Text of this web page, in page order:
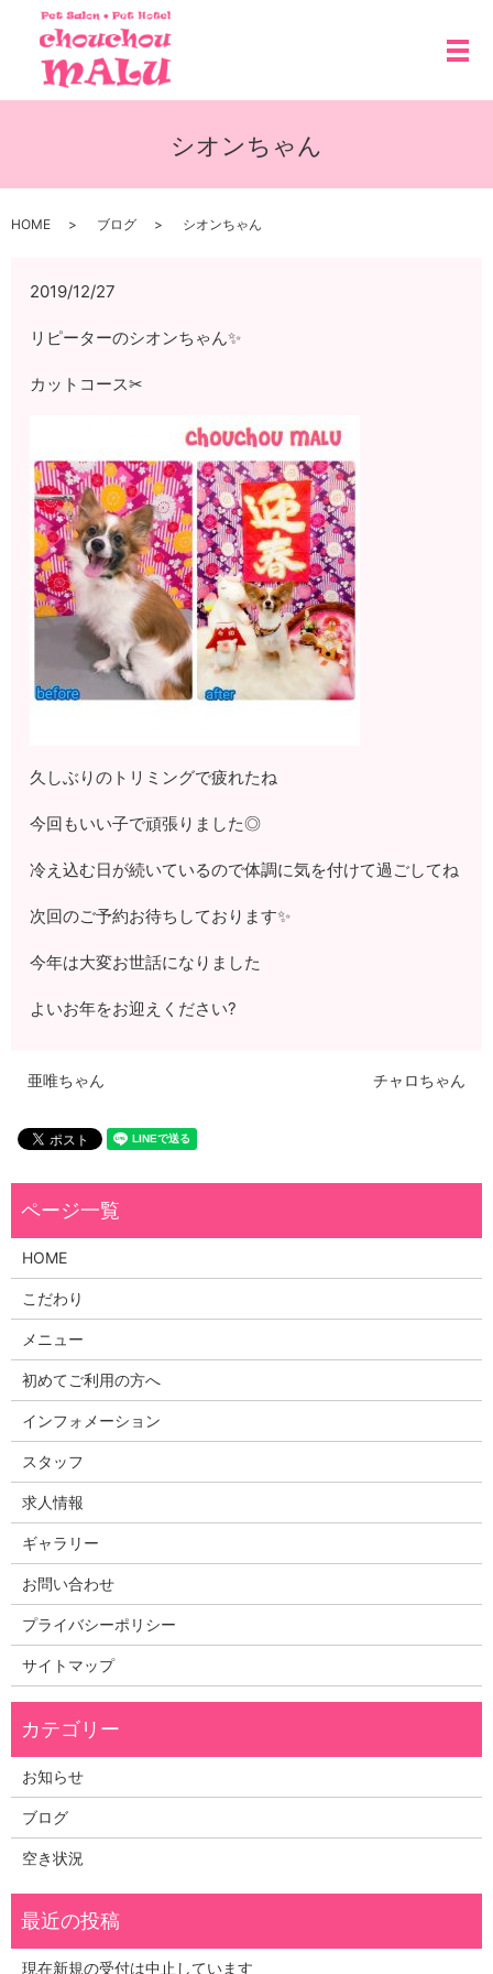
メ
シオンちゃん
HOME ブログ シオンちゃん
2019/12/27
リピーターのシオンちゃん✨
カットコース✂
久しぶりのトリミングで疲れたね
今回もいい子で頑張りました◎
冷え込む日が続いているので体調に気を付けて過ごしてね
次回のご予約お待ちしております✨
今年は大変お世話になりました
よいお年をお迎えください?
亜唯ちゃん チャロちゃん
HOME
こだわり
メニュー
初めてご利用の方へ
インフォメーション
スタッフ
求人情報
ギャラリー
お問い合わせ
プライバシーポリシー
サイトマップ
お知らせ
ブログ
空き状況
現在新規の受付は中止しています